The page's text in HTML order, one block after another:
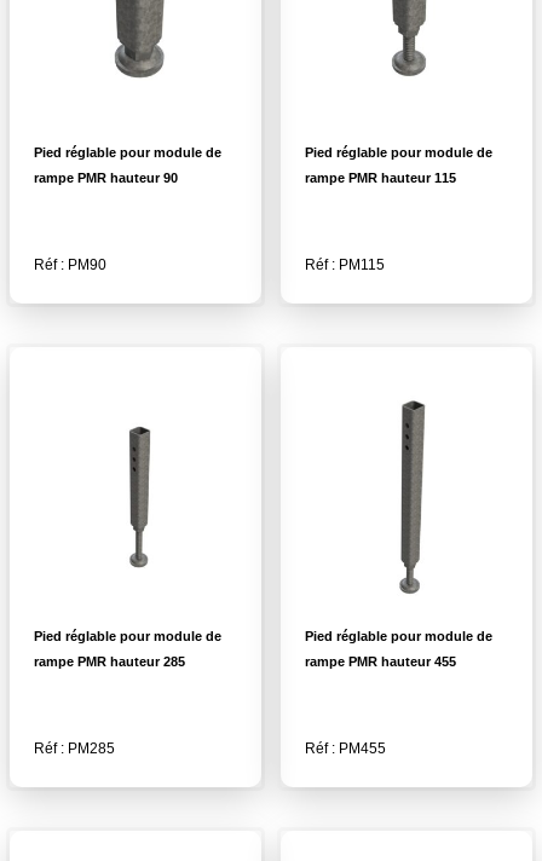
Pied réglable pour module de
rampe PMR hauteur 90
Réf : PM90
Pied réglable pour module de
rampe PMR hauteur 115
Réf : PM115
Pied réglable pour module de
rampe PMR hauteur 285
Réf : PM285
Pied réglable pour module de
rampe PMR hauteur 455
Réf : PM455